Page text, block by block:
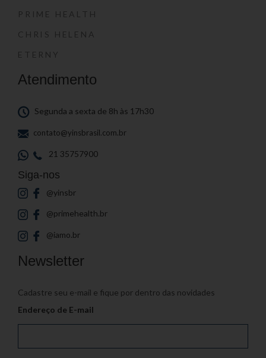
PRIME HEALTH
CHRIS HELENA
ETERNY
Atendimento
Segunda a sexta de 8h às 17h30
contato@yinsbrasil.com.br
21 35757900
Siga-nos
@yinsbr
@primehealth.br
@iamo.br
Newsletter
Cadastre seu e-mail e fique por dentro das novidades
Endereço de E-mail